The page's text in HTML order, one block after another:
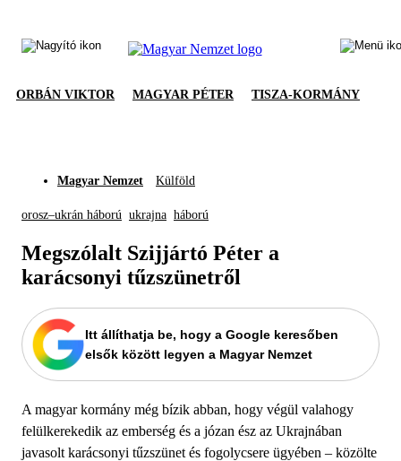
ORBÁN VIKTOR MAGYAR PÉTER TISZA-KORMÁNY
Magyar Nemzet Külföld
orosz–ukrán háború ukrajna háború
Megszólalt Szijjártó Péter a
karácsonyi tűzszünetről
Itt állíthatja be, hogy a Google keresőben
elsők között legyen a Magyar Nemzet
A magyar kormány még bízik abban, hogy végül valahogy
felülkerekedik az emberség és a józan ész az Ukrajnában
javasolt karácsonyi tűzszünet és fogolycsere ügyében – közölte